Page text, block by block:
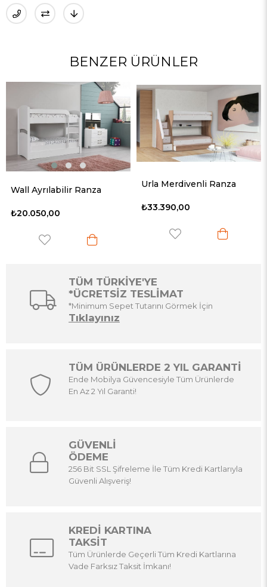
BENZER ÜRÜNLER
Wall Ayrılabilir Ranza
₺20.050,00
Urla Merdivenli Ranza
₺33.390,00
TÜM TÜRKİYE'YE
*ÜCRETSİZ TESLİMAT
*Minimum Sepet Tutarını Görmek İçin
Tıklayınız
TÜM ÜRÜNLERDE 2 YIL GARANTİ
Ende Mobilya Güvencesiyle Tüm Ürünlerde
En Az 2 Yıl Garanti!
GÜVENLİ
ÖDEME
256 Bit SSL Şifreleme İle Tüm Kredi Kartlarıyla
Güvenli Alışveriş!
KREDİ KARTINA
TAKSİT
Tüm Ürünlerde Geçerli Tüm Kredi Kartlarına
Vade Farksız Taksit İmkanı!